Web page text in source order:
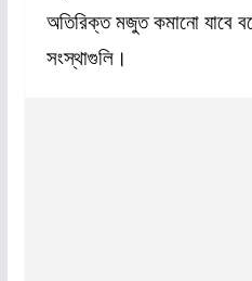
অতিরিক্ত মজুত কমানো যাবে
সংস্থাগুলি।